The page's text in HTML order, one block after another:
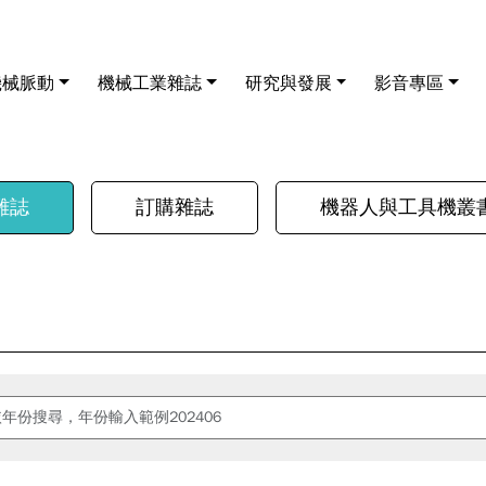
脈動 機械工業雜誌 研究與發展 影音專區
誌 訂購雜誌 機器人與工具機叢